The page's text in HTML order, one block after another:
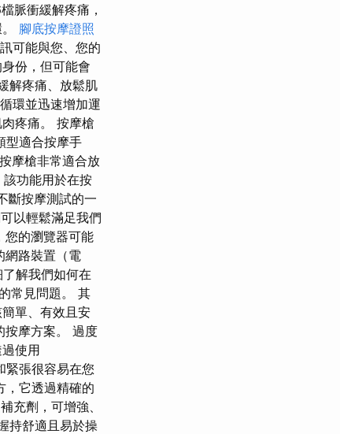
脈衝緩解疼痛，
腳底按摩證照
可能與您、您的
份，但可能會
解疼痛、放鬆肌
環並迅速增加運
疼痛。 按摩槍
型適合按摩手
摩槍非常適合放
功能用於在按
斷按摩測試的一
以輕鬆滿足我們
您的瀏覽器可能
路裝置（電
解我們如何在
常見問題。 其
單、有效且安
按摩方案。 過度
使用
緊張很容易在您
，它透過精確的
充劑，可增強、
持舒適且易於操